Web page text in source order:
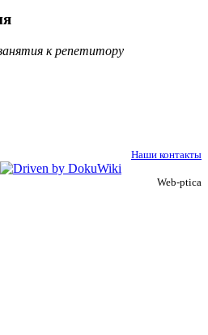
к репетитору
Наши контакты
Web-ptica